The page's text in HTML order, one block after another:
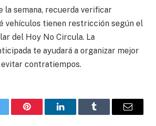
la semana, recuerda verificar
vehículos tienen restricción según el
del Hoy No Circula. La
te ayudará a organizar mejor
contratiempos.
Pinterest LinkedInTumblr
Correo